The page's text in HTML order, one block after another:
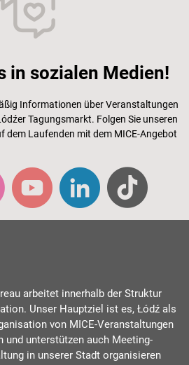
in sozialen Medien!
Informationen über Veranstaltungen
Tagungsmarkt. Folgen Sie unseren
dem Laufenden mit dem MICE-Angebot
arbeitet innerhalb der Struktur
Unser Hauptziel ist es, Łódź als
von MICE-Veranstaltungen
und unterstützen auch Meeting-
in unserer Stadt organisieren